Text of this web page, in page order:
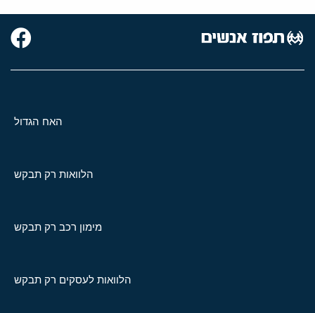
האח הגדול
הלוואות רק תבקש
מימון רכב רק תבקש
הלוואות לעסקים רק תבקש